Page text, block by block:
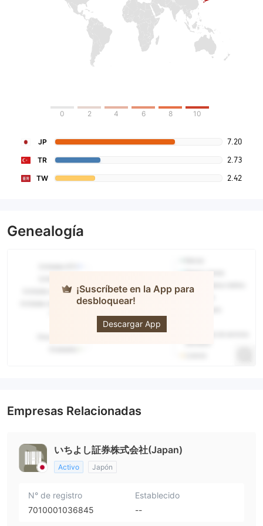
0 2 4 6 8 10
JP 7.20
TR 2.73
TW 2.42
Genealogía
¡Suscríbete en la App para
desbloquear!
Descargar App
Ichiyoshi
Empresas Relacionadas
いちよし証券株式会社(Japan)
Activo Japón
N° de registro
7010001036845
Establecido
--